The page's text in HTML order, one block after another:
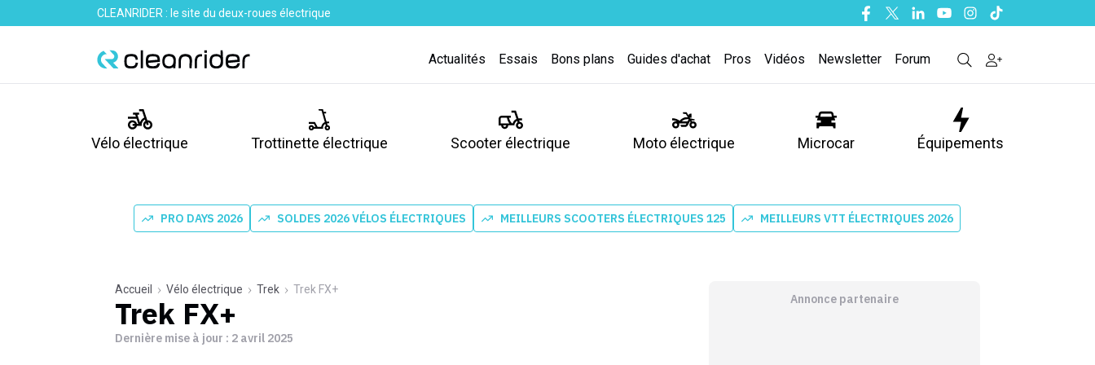
CLEANRIDER : le site du deux-roues électrique Facebook
TwitterLinkedinYoutubeInstagram
Tiktok
Actualités Essais Bons plans Guides d'achat Pros Vidéos Newsletter Forum
Vélo électrique Trottinette électrique Scooter électrique Moto électrique Microcar Équipements
PRO DAYS 2026 SOLDES 2026 VÉLOS ÉLECTRIQUES MEILLEURS SCOOTERS ÉLECTRIQUES 125 MEILLEURS VTT ÉLECTRIQUES 2026
Accueil Vélo électrique Trek Trek FX+
Trek FX+
Dernière mise à jour : 2 avril 2025
Annonce partenaire